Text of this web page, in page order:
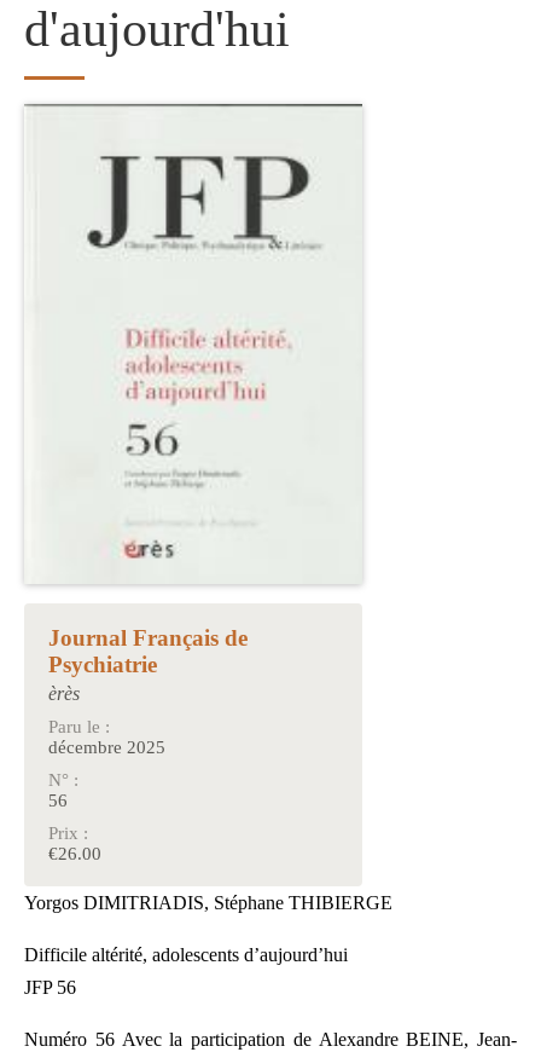
d'aujourd'hui
Journal Français de
Psychiatrie
èrès
Paru le :
décembre 2025
N° :
56
Prix :
€26.00
Yorgos DIMITRIADIS, Stéphane THIBIERGE
Difficile altérité, adolescents d’aujourd’hui
JFP 56
Numéro 56 Avec la participation de Alexandre BEINE, Jean-